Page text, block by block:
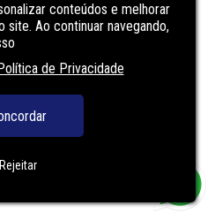
conteúdos e melhorar
site. Ao continuar navegando,
de Privacidade
Rejeitar